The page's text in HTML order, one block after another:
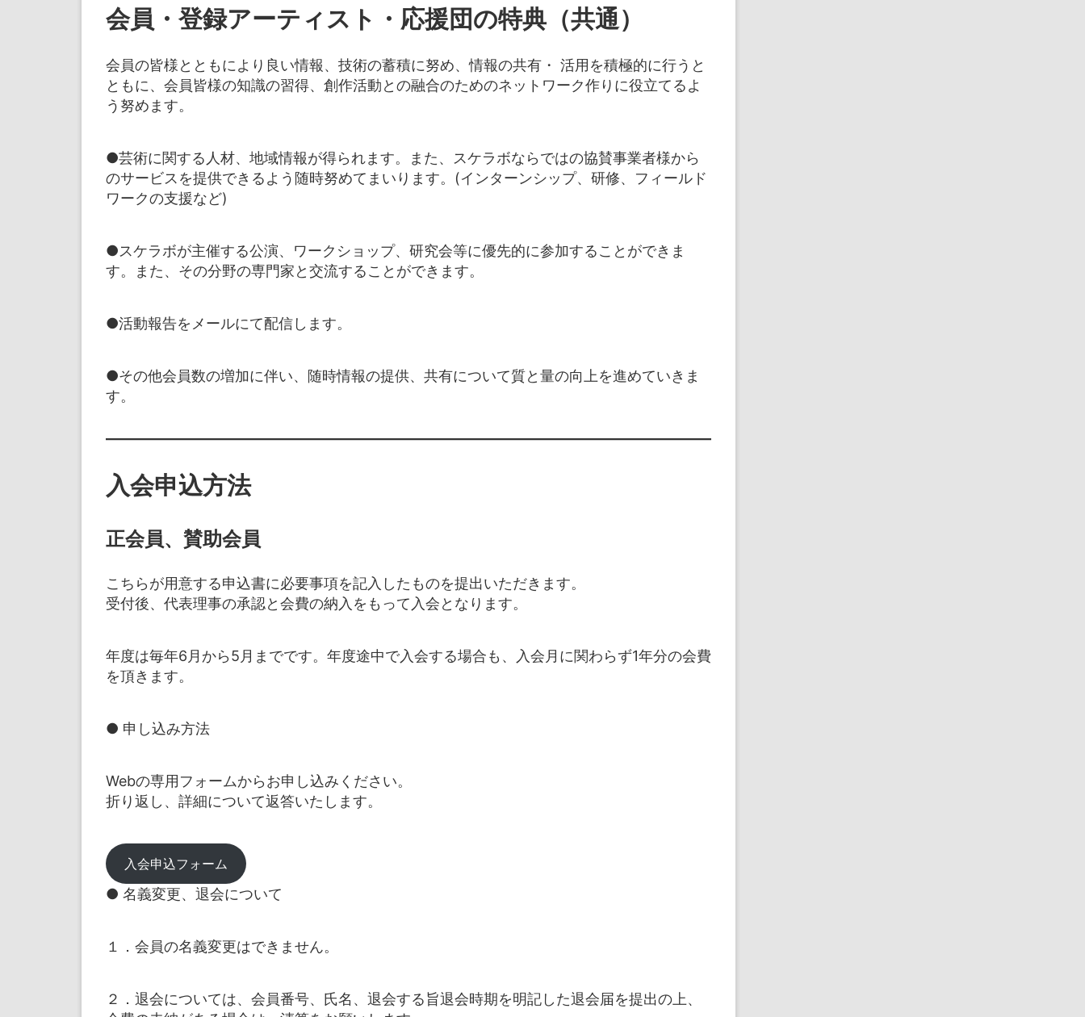
会員・登録アーティスト・応援団の特典（共通）
会員の皆様とともにより良い情報、技術の蓄積に努め、情報の共有・ 活用を積極的に行うと
ともに、会員皆様の知識の習得、創作活動との融合のためのネットワーク作りに役立てるよ
う努めます。
●芸術に関する人材、地域情報が得られます。また、スケラボならではの協賛事業者様から
のサービスを提供できるよう随時努めてまいります。(インターンシップ、研修、フィールド
ワークの支援など)
●スケラボが主催する公演、ワークショップ、研究会等に優先的に参加することができま
す。また、その分野の専門家と交流することができます。
●活動報告をメールにて配信します。
●その他会員数の増加に伴い、随時情報の提供、共有について質と量の向上を進めていきま
す。
入会申込方法
正会員、賛助会員
こちらが用意する申込書に必要事項を記入したものを提出いただきます。
受付後、代表理事の承認と会費の納入をもって入会となります。
年度は毎年6月から5月までです。年度途中で入会する場合も、入会月に関わらず1年分の会費
を頂きます。
● 申し込み方法
Webの専用フォームからお申し込みください。
折り返し、詳細について返答いたします。
入会申込フォーム
● 名義変更、退会について
１．会員の名義変更はできません。
２．退会については、会員番号、氏名、退会する旨退会時期を明記した退会届を提出の上、